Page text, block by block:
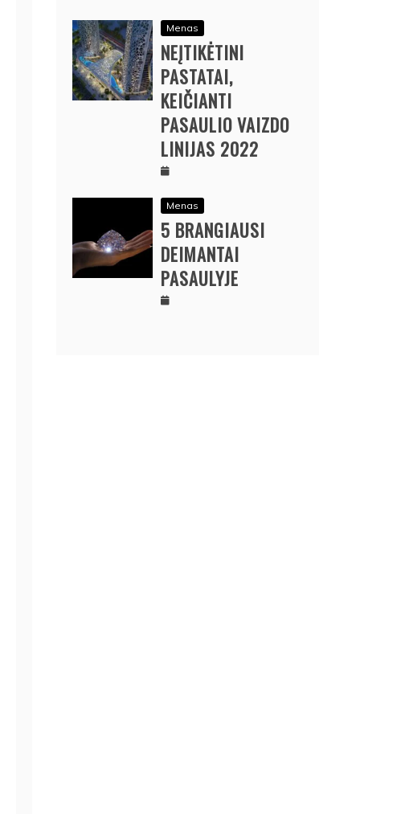
Menas
NEĮTIKĖTINI
PASTATAI,
KEIČIANTI
PASAULIO VAIZDO
LINIJAS 2022
Menas
5 BRANGIAUSI
DEIMANTAI
PASAULYJE